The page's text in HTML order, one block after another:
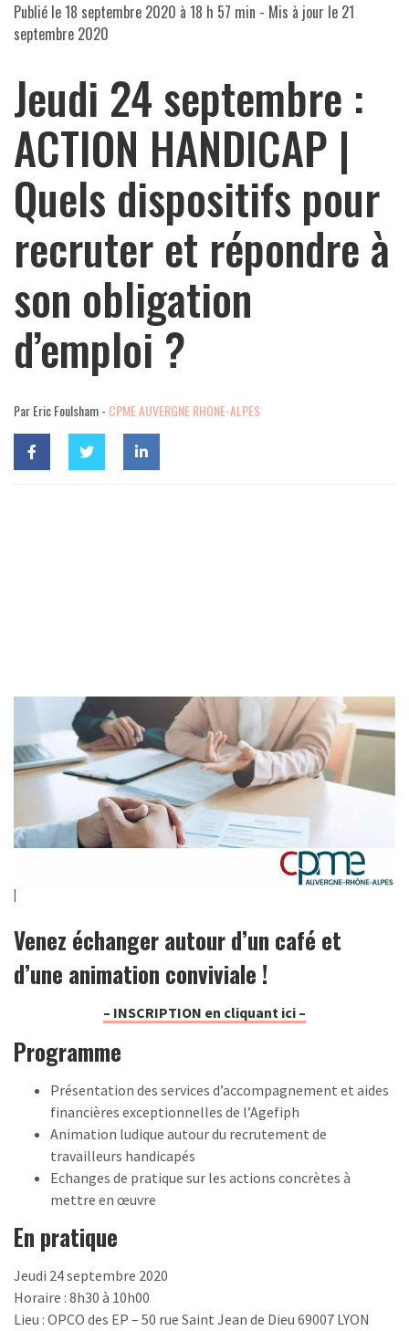
Publié le18 septembre 2020 à 18 h 57 min - Mis à jour le 21
septembre 2020
Jeudi 24 septembre :
ACTION HANDICAP |
Quels dispositifs pour
recruter et répondre à
son obligation
d’emploi ?
Par Eric Foulsham - CPME AUVERGNE RHONE-ALPES
Venez échanger autour d’un café et
d’une animation conviviale !
– INSCRIPTION en cliquant ici –
Programme
Présentation des services d’accompagnement et aides
financières exceptionnelles de l’Agefiph
Animation ludique autour du recrutement de
travailleurs handicapés
Echanges de pratique sur les actions concrètes à
mettre en œuvre
En pratique
Jeudi 24 septembre 2020
Horaire : 8h30 à 10h00
Lieu : OPCO des EP – 50 rue Saint Jean de Dieu 69007 LYON